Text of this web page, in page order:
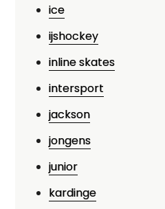
ice
ijshockey
inline skates
intersport
jackson
jongens
junior
kardinge